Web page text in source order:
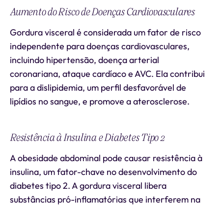
Aumento do Risco de Doenças Cardiovasculares
Gordura visceral é considerada um fator de risco
independente para doenças cardiovasculares,
incluindo hipertensão, doença arterial
coronariana, ataque cardíaco e AVC. Ela contribui
para a dislipidemia, um perfil desfavorável de
lipídios no sangue, e promove a aterosclerose.
Resistência à Insulina e Diabetes Tipo 2
A obesidade abdominal pode causar resistência à
insulina, um fator-chave no desenvolvimento do
diabetes tipo 2. A gordura visceral libera
substâncias pró-inflamatórias que interferem na